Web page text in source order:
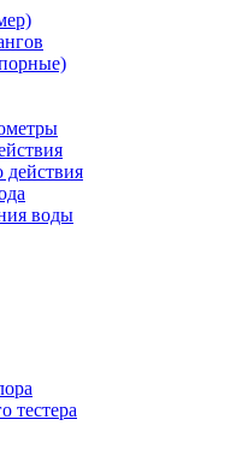
действия
воды
тестера